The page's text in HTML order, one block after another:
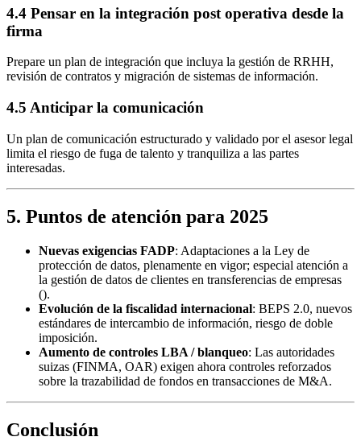
4.4 Pensar en la integración post operativa desde la
firma
Prepare un plan de integración que incluya la gestión de RRHH,
revisión de contratos y migración de sistemas de información.
4.5 Anticipar la comunicación
Un plan de comunicación estructurado y validado por el asesor legal
limita el riesgo de fuga de talento y tranquiliza a las partes
interesadas.
5. Puntos de atención para 2025
Nuevas exigencias FADP: Adaptaciones a la Ley de
protección de datos, plenamente en vigor; especial atención a
la gestión de datos de clientes en transferencias de empresas
().
Evolución de la fiscalidad internacional: BEPS 2.0, nuevos
estándares de intercambio de información, riesgo de doble
imposición.
Aumento de controles LBA / blanqueo: Las autoridades
suizas (FINMA, OAR) exigen ahora controles reforzados
sobre la trazabilidad de fondos en transacciones de M&A.
Conclusión